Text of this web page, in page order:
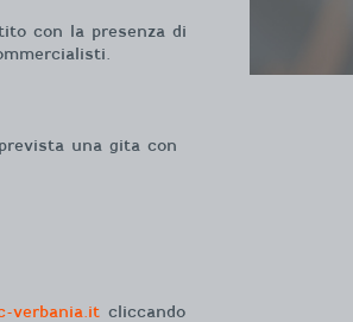
con la presenza di
una gita con
verbania.it cliccando